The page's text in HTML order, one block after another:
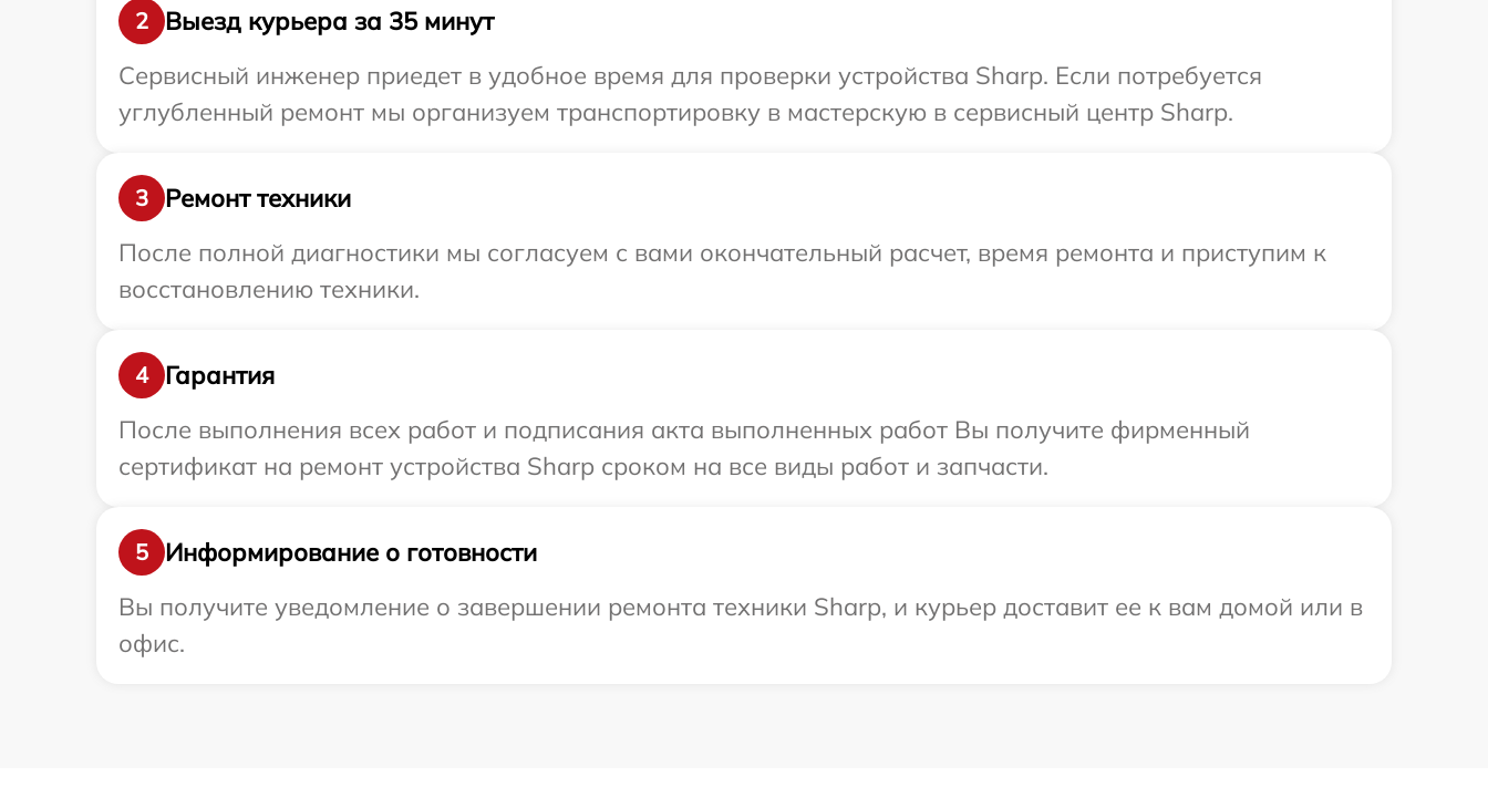
2
Выезд курьера за 35 минут
Сервисный инженер приедет в удобное время для проверки устройства Sharp. Если потребуется
углубленный ремонт мы организуем транспортировку в мастерскую в сервисный центр Sharp.
3
Ремонт техники
После полной диагностики мы согласуем с вами окончательный расчет, время ремонта и приступим к
восстановлению техники.
4
Гарантия
После выполнения всех работ и подписания акта выполненных работ Вы получите фирменный
сертификат на ремонт устройства Sharp сроком на все виды работ и запчасти.
5
Информирование о готовности
Вы получите уведомление о завершении ремонта техники Sharp, и курьер доставит ее к вам домой или в
офис.